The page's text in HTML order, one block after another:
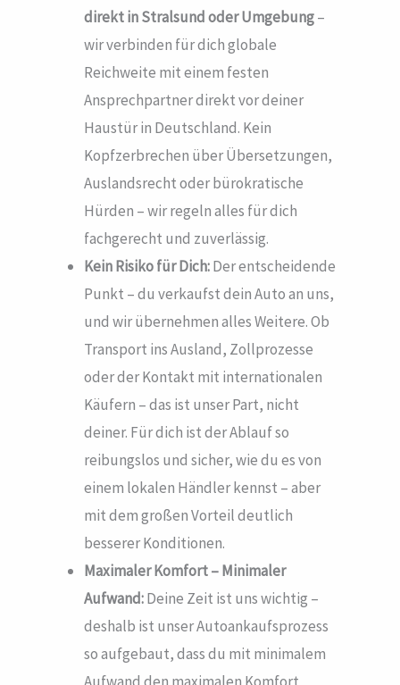
direkt in Stralsundoder Umgebung–
wir verbinden für dich globale
Reichweite mit einem festen
Ansprechpartner direkt vor deiner
Haustür in Deutschland. Kein
Kopfzerbrechen über Übersetzungen,
Auslandsrecht oder bürokratische
Hürden – wir regeln alles für dich
fachgerecht und zuverlässig.
Kein Risiko für Dich:Der entscheidende
Punkt – du verkaufst dein Auto an uns,
und wir übernehmen alles Weitere. Ob
Transport ins Ausland, Zollprozesse
oder der Kontakt mit internationalen
Käufern – das ist unser Part, nicht
deiner. Für dich ist der Ablauf so
reibungslos und sicher, wie du es von
einem lokalen Händler kennst – aber
mit dem großen Vorteil deutlich
besserer Konditionen.
Maximaler Komfort – Minimaler
Aufwand:Deine Zeit ist uns wichtig –
deshalb ist unser Autoankaufsprozess
so aufgebaut, dass du mit minimalem
Aufwand den maximalen Komfort